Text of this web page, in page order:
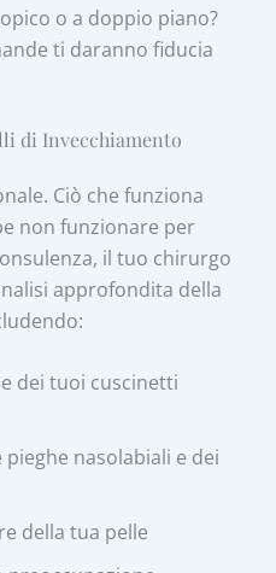
o a doppio piano?
ti daranno fiducia
di Invecchiamento
Ciò che funziona
non funzionare per
il tuo chirurgo
approfondita della
dei tuoi cuscinetti
nasolabiali e dei
della tua pelle